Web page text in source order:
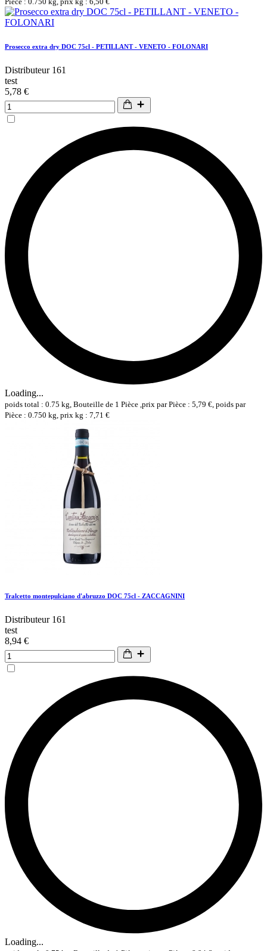
Prosecco extra dry DOC 75cl - PETILLANT - VENETO - FOLONARI
Distributeur 161
test
5,78 €
Loading...
poids total : 0.75 kg, Bouteille de 1 Pièce ,prix par Pièce : 5,79 €, poids par
Pièce : 0.750 kg, prix kg : 7,71 €
Tralcetto montepulciano d'abruzzo DOC 75cl - ZACCAGNINI
Distributeur 161
test
8,94 €
Loading...